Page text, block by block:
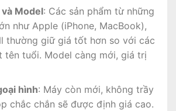
Model: Các sản phẩm từ những
như Apple (iPhone, MacBook),
thường giữ giá tốt hơn so với các
tên tuổi. Model càng mới, giá trị
hình: Máy còn mới, không trầy
chắc chắn sẽ được định giá cao.